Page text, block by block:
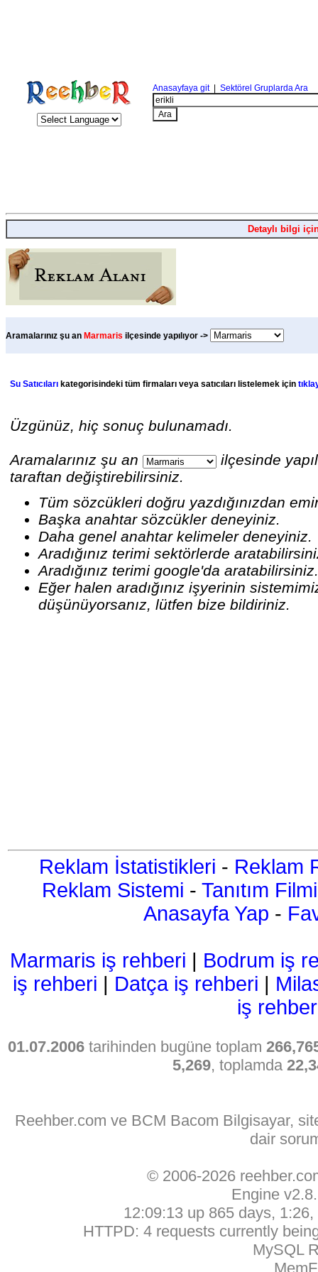
Anasayfaya git| Sektörel Gruplarda Ara
Detaylı bilgi
Aramalarınız şu an Marmaris ilçesinde yapılıyor ->
Su Satıcıları kategorisindeki tüm firmaları veya satıcıları listelemek için
Üzgünüz, hiç sonuç bulunamadı.
Aramalarınız şu an
ilçesinde
taraftan değiştirebilirsiniz.
Tüm sözcükleri doğru yazdığınızdan
Başka anahtar sözcükler deneyiniz.
Daha genel anahtar kelimeler deneyiniz.
Aradığınız terimi sektörlerde
Aradığınız terimi google'da
Eğer halen aradığınız işyerinin
düşünüyorsanız, lütfen bize bildiriniz.
Reklam İstatistikleri - Reklam
Reklam Sistemi - Tanıtım Filmi
Anasayfa Yap -
Marmaris iş rehberi | Bodrum iş
iş rehberi | Datça iş rehberi |
iş
01.07.2006 tarihinden bugüne toplam
5,269, toplamda
Reehber.com ve BCM Bacom Bilgisayar,
dair
© 2006-2026
Engine
12:09:13 up 865 days,
HTTPD: 4 requests currently
MySQL